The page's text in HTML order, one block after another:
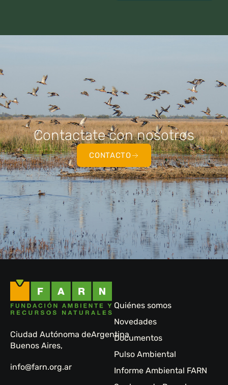
Contactate con nosotros
CONTACTO
Ciudad Autónoma de
Buenos Aires,
Argentina
info@farn.org.ar
Quiénes somos
Novedades
Documentos
Pulso Ambiental
Informe Ambiental FARN